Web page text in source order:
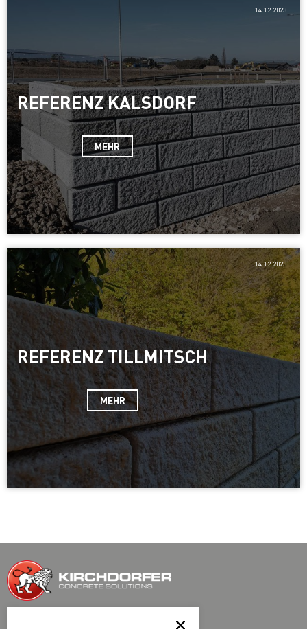
14.12.2023
REFERENZ KALSDORF
MEHR
14.12.2023
REFERENZ TILLMITSCH
MEHR